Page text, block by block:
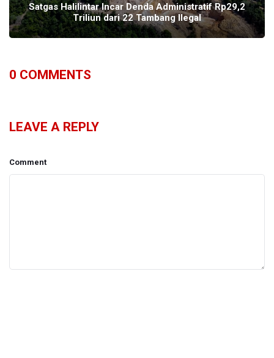
Satgas Halilintar Incar Denda Administratif Rp29,2
Triliun dari 22 Tambang Ilegal
0 COMMENTS
LEAVE A REPLY
Comment